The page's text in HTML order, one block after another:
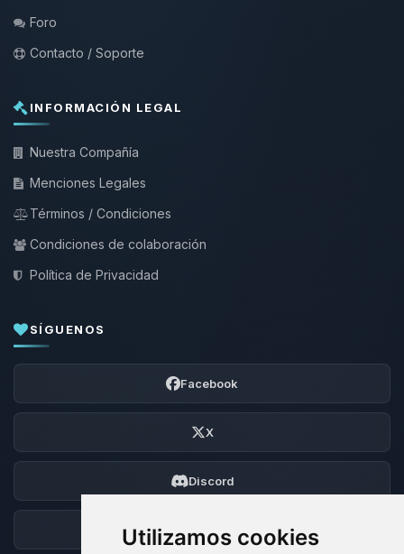
Utilizamos cookies
Foro
Contacto / Soporte
INFORMACIÓN LEGAL
Nuestra Compañía
Menciones Legales
Términos / Condiciones
Condiciones de colaboración
Política de Privacidad
SÍGUENOS
Facebook
X
Discord
Foro